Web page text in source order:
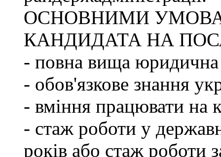
ОСНОВНИМИ
КАНДИДАТА НА
- повна вища юридична
- обов'язкове знання
- вміння працювати на
- стаж роботи у
років або стаж роботи